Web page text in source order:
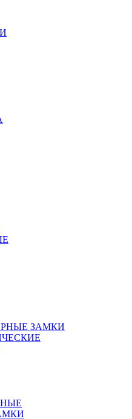
ЗАМКИ